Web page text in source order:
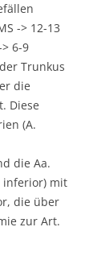
-> 12-13
6-9
Trunkus
die
Diese
(A.
die Aa.
inferior) mit
die über
zur Art.